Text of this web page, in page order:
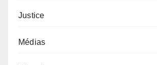
Justice
Médias